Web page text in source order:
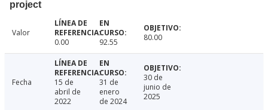
project
Valor
0.00
92.55 80.00
Fecha
15 de
abril de
2022
31 de
enero
de 2024
30 de
junio de
2025